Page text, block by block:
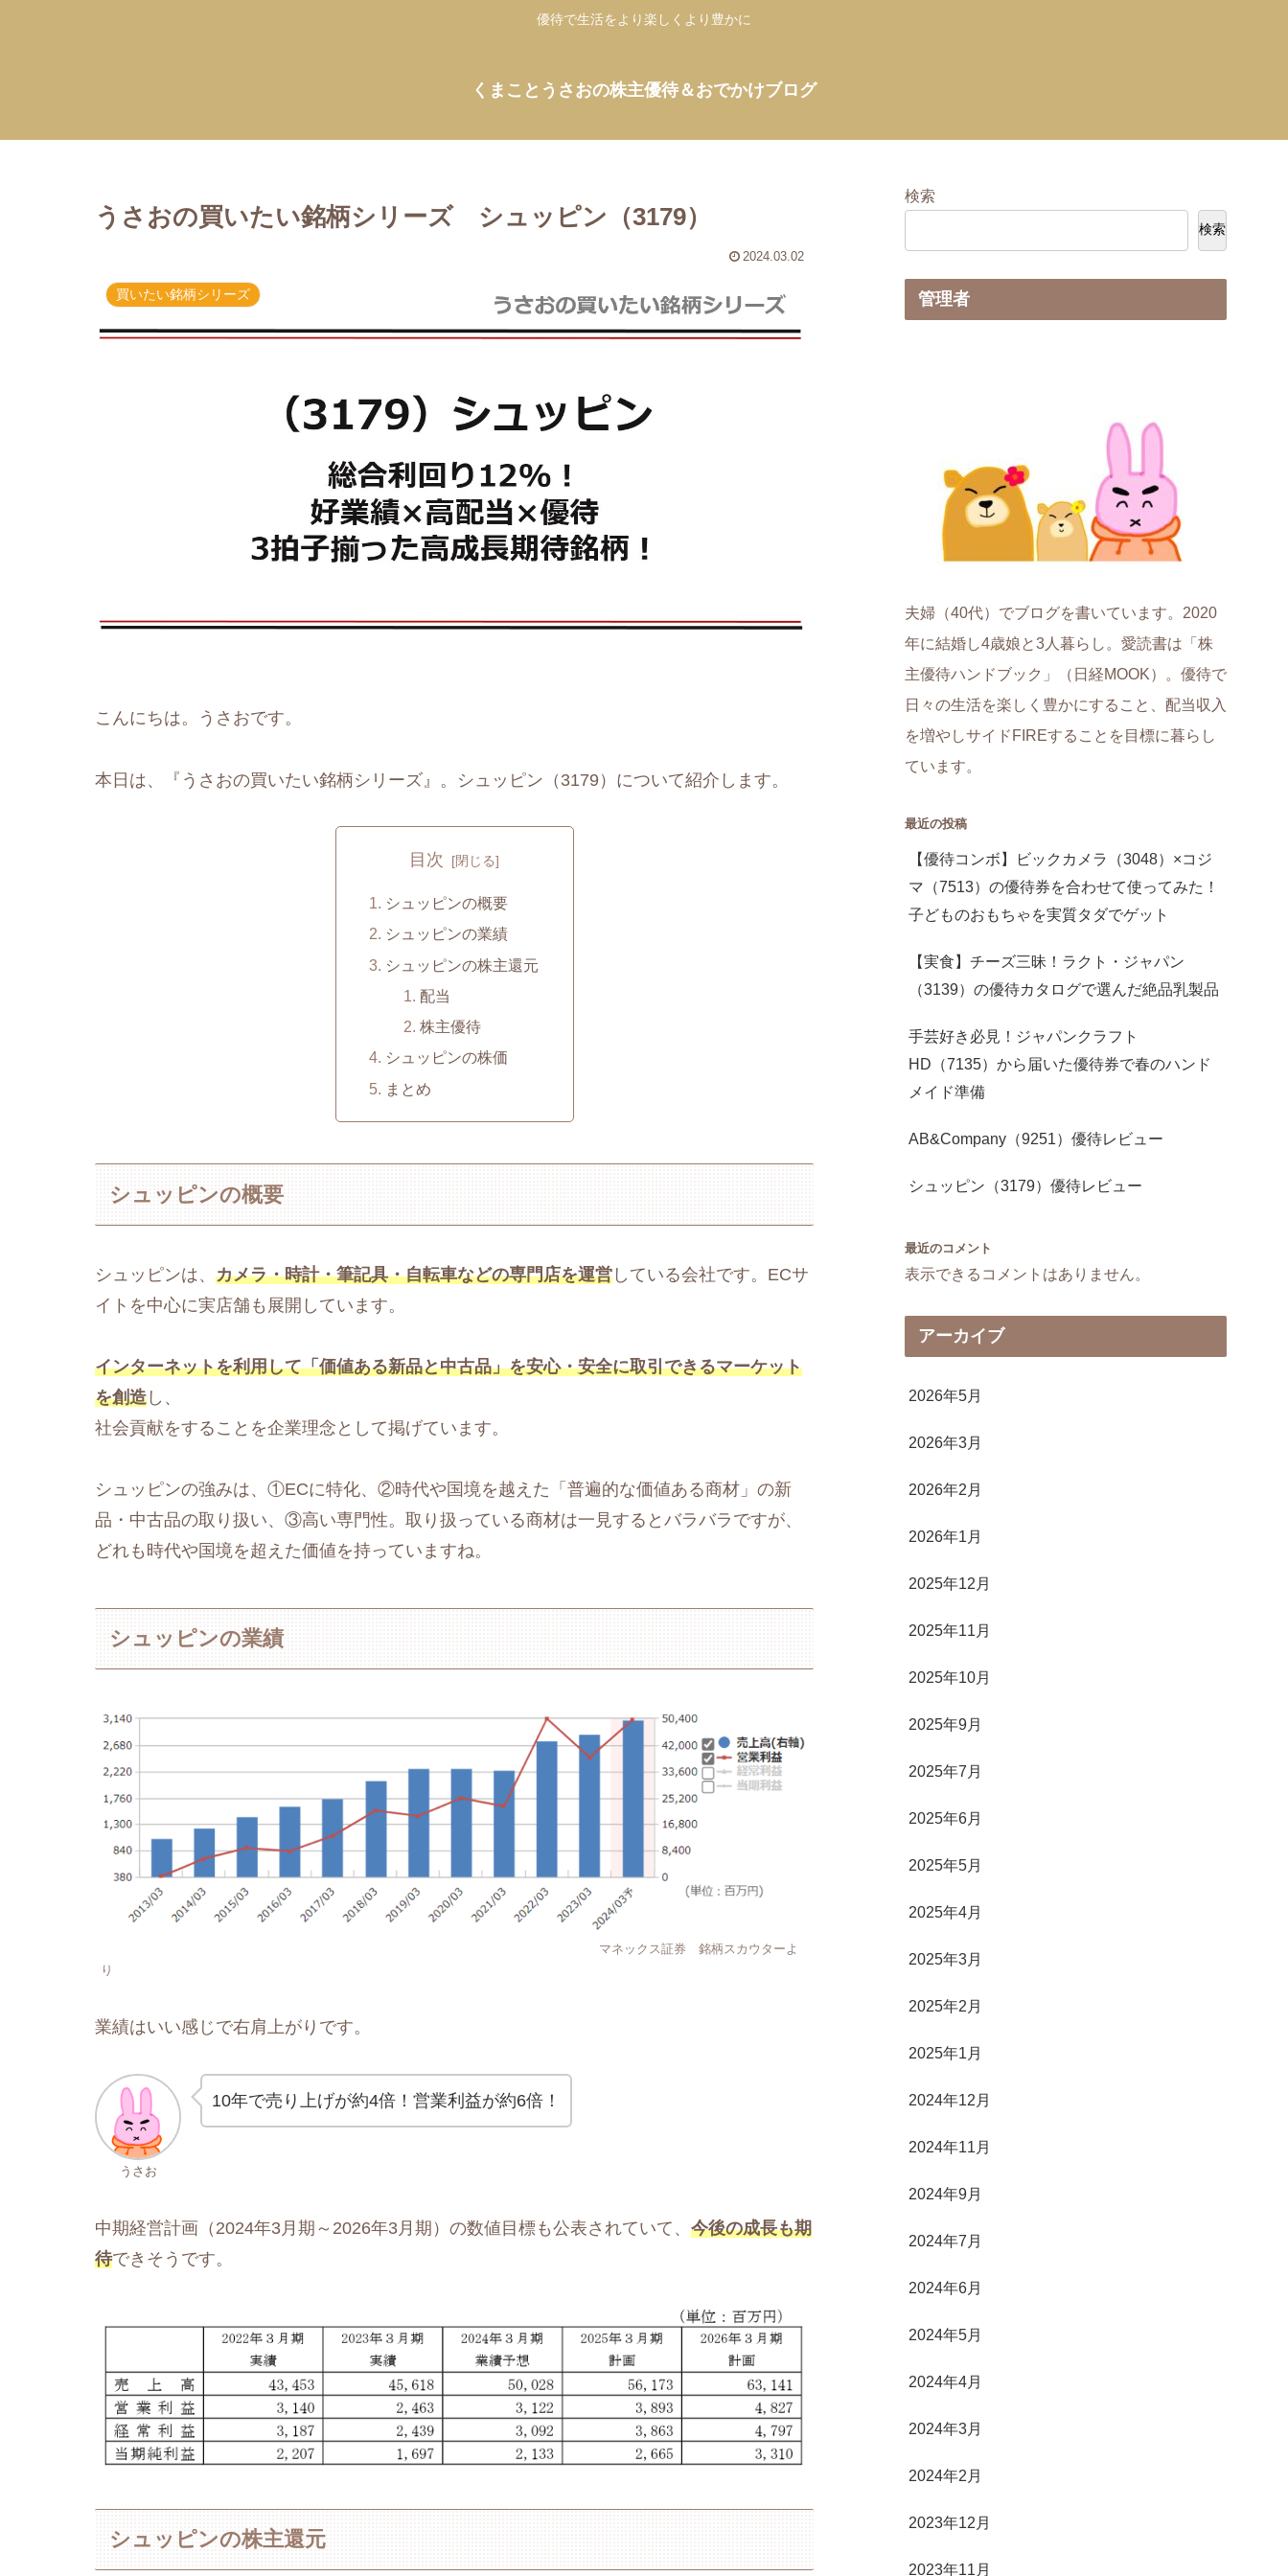
優待で生活をより楽しくより豊かに
くまことうさおの株主優待＆おでかけブログ
うさおの買いたい銘柄シリーズ シュッピン（3179）
2024.03.02
買いたい銘柄シリーズ
こんにちは。うさおです。
本日は、『うさおの買いたい銘柄シリーズ』。シュッピン（3179）について紹介します。
目次
シュッピンの概要
シュッピンの業績
シュッピンの株主還元
配当
株主優待
シュッピンの株価
まとめ
シュッピンの概要
シュッピンは、 カメラ・時計・筆記具・自転車などの専門店を運営 している会社です。ECサ
イトを中心に実店舗も展開しています。
インターネットを利用して「価値ある新品と中古品」を安心・安全に取引できるマーケット
を創造 し、
社会貢献をすることを企業理念として掲げています。
シュッピンの強みは、①ECに特化、②時代や国境を越えた「普遍的な価値ある商材」の新
品・中古品の取り扱い、③高い専門性。取り扱っている商材は一見するとバラバラですが、
どれも時代や国境を超えた価値を持っていますね。
シュッピンの業績
マネックス証券 銘柄スカウターよ
り
業績はいい感じで右肩上がりです。
うさお
10年で売り上げが約4倍！営業利益が約6倍！
中期経営計画（2024年3月期～2026年3月期）の数値目標も公表されていて、 今後の成長も期
待できそうです。
シュッピンの株主還元
検索
検索
管理者
夫婦（40代）でブログを書いています。2020
年に結婚し4歳娘と3人暮らし。愛読書は「株
主優待ハンドブック」（日経MOOK）。優待で
日々の生活を楽しく豊かにすること、配当収入
を増やしサイドFIREすることを目標に暮らし
ています。
最近の投稿
【優待コンボ】ビックカメラ（3048）×コジ
マ（7513）の優待券を合わせて使ってみた！
子どものおもちゃを実質タダでゲット
【実食】チーズ三昧！ラクト・ジャパン
（3139）の優待カタログで選んだ絶品乳製品
手芸好き必見！ジャパンクラフト
HD（7135）から届いた優待券で春のハンド
メイド準備
AB&Company（9251）優待レビュー
シュッピン（3179）優待レビュー
最近のコメント
表示できるコメントはありません。
アーカイブ
2026年5月
2026年3月
2026年2月
2026年1月
2025年12月
2025年11月
2025年10月
2025年9月
2025年7月
2025年6月
2025年5月
2025年4月
2025年3月
2025年2月
2025年1月
2024年12月
2024年11月
2024年9月
2024年7月
2024年6月
2024年5月
2024年4月
2024年3月
2024年2月
2023年12月
2023年11月